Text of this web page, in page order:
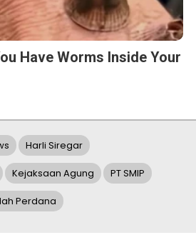
Have Worms Inside Your
Harli Siregar
Kejaksaan Agung PT SMIP
Perdana